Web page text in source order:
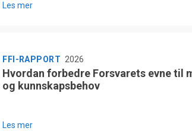
Les mer
FFI-RAPPORT 2026
Hvordan forbedre Forsvarets evne
og kunnskapsbehov
Les mer